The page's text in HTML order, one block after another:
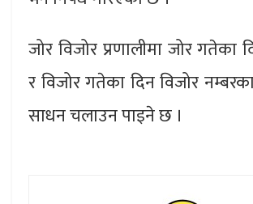
जोर विजोर प्रणालीमा जोर गतेका
र विजोर गतेका दिन विजोर
साधन चलाउन पाइने छ ।